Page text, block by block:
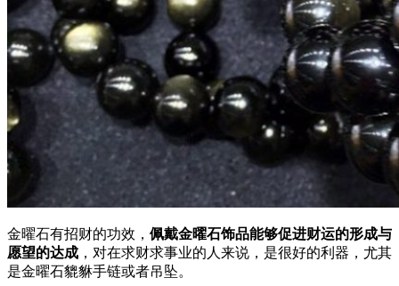
金曜石有招财的功效， 佩戴金曜石饰品能够促进财运的形成与
愿望的达成 ，对在求财求事业的人来说，是很好的利器，尤其
是金曜石貔貅手链或者吊坠。